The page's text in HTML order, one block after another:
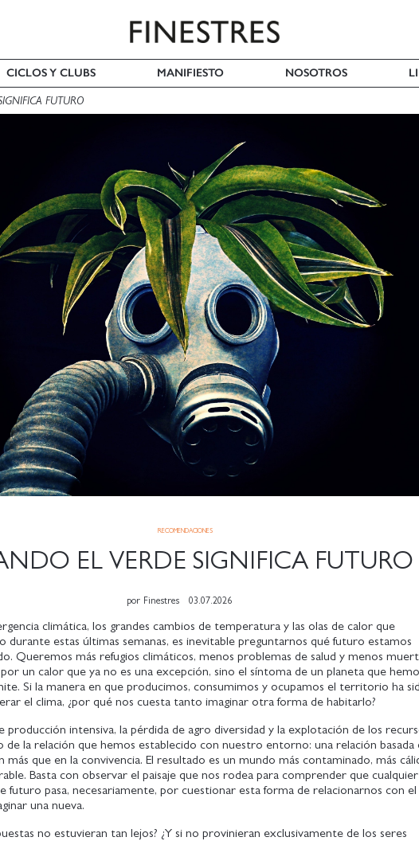
CICLOS Y CLUBS MANIFIESTO NOSOTROS
FUTURO
RECOMENDACIONES
EL VERDE SIGNIFICA FUTURO
por Finestres 03.07.2026
climática, los grandes cambios de temperatura y las olas de calor que
durante estas últimas semanas, es inevitable preguntarnos qué futuro estamos
Queremos más refugios climáticos, menos problemas de salud y menos
un calor que ya no es una excepción, sino el síntoma de un planeta que
Si la manera en que producimos, consumimos y ocupamos el territorio ha
el clima, ¿por qué nos cuesta tanto imaginar otra forma de habitarlo?
producción intensiva, la pérdida de agro diversidad y la explotación de los
de la relación que hemos establecido con nuestro entorno: una relación basada
más que en la convivencia. El resultado es un mundo más contaminado, más
Basta con observar el paisaje que nos rodea para comprender que cualquier
futuro pasa, necesariamente, por cuestionar esta forma de relacionarnos con el
una nueva.
no estuvieran tan lejos? ¿Y si no provinieran exclusivamente de los seres